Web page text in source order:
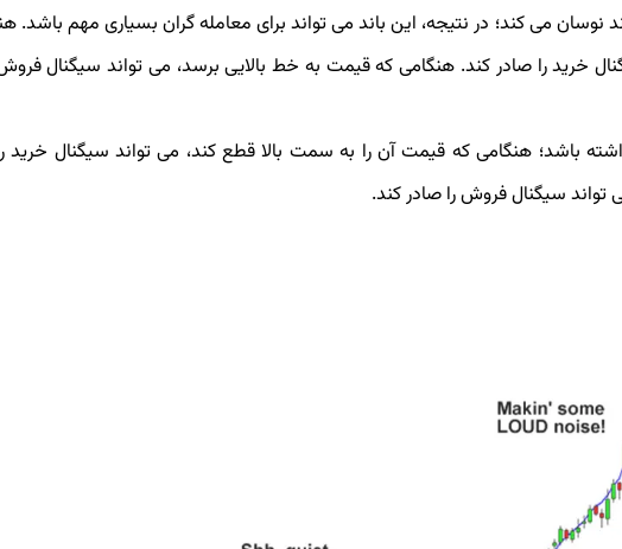
در 80% مواقع در این باند نوسان می کند؛ در نتیجه، این باند می تواند برای معامله گران بسیاری مهم
خرید را صادر کند. هنگامی که قیمت به خط بالایی برسد، می تواند سیگنال
باشد؛ هنگامی که قیمت آن را به سمت بالا قطع کند، می تواند سیگنال خرید
سیگنال فروش را صادر کند.